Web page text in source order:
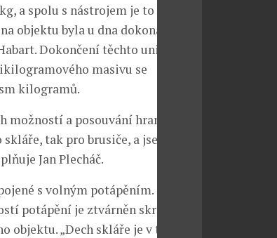
a spolu s nástrojem je to celkem
objektu byla u dna dokonale
Dokončení těchto unikátních
masivu se
kilogramů.
možností a posouvání hranic
tak pro brusiče, a jsem
Jan Plecháč.
s volným potápěním. Tento
potápění je ztvárněn skrze
„Dech skláře je v tomto